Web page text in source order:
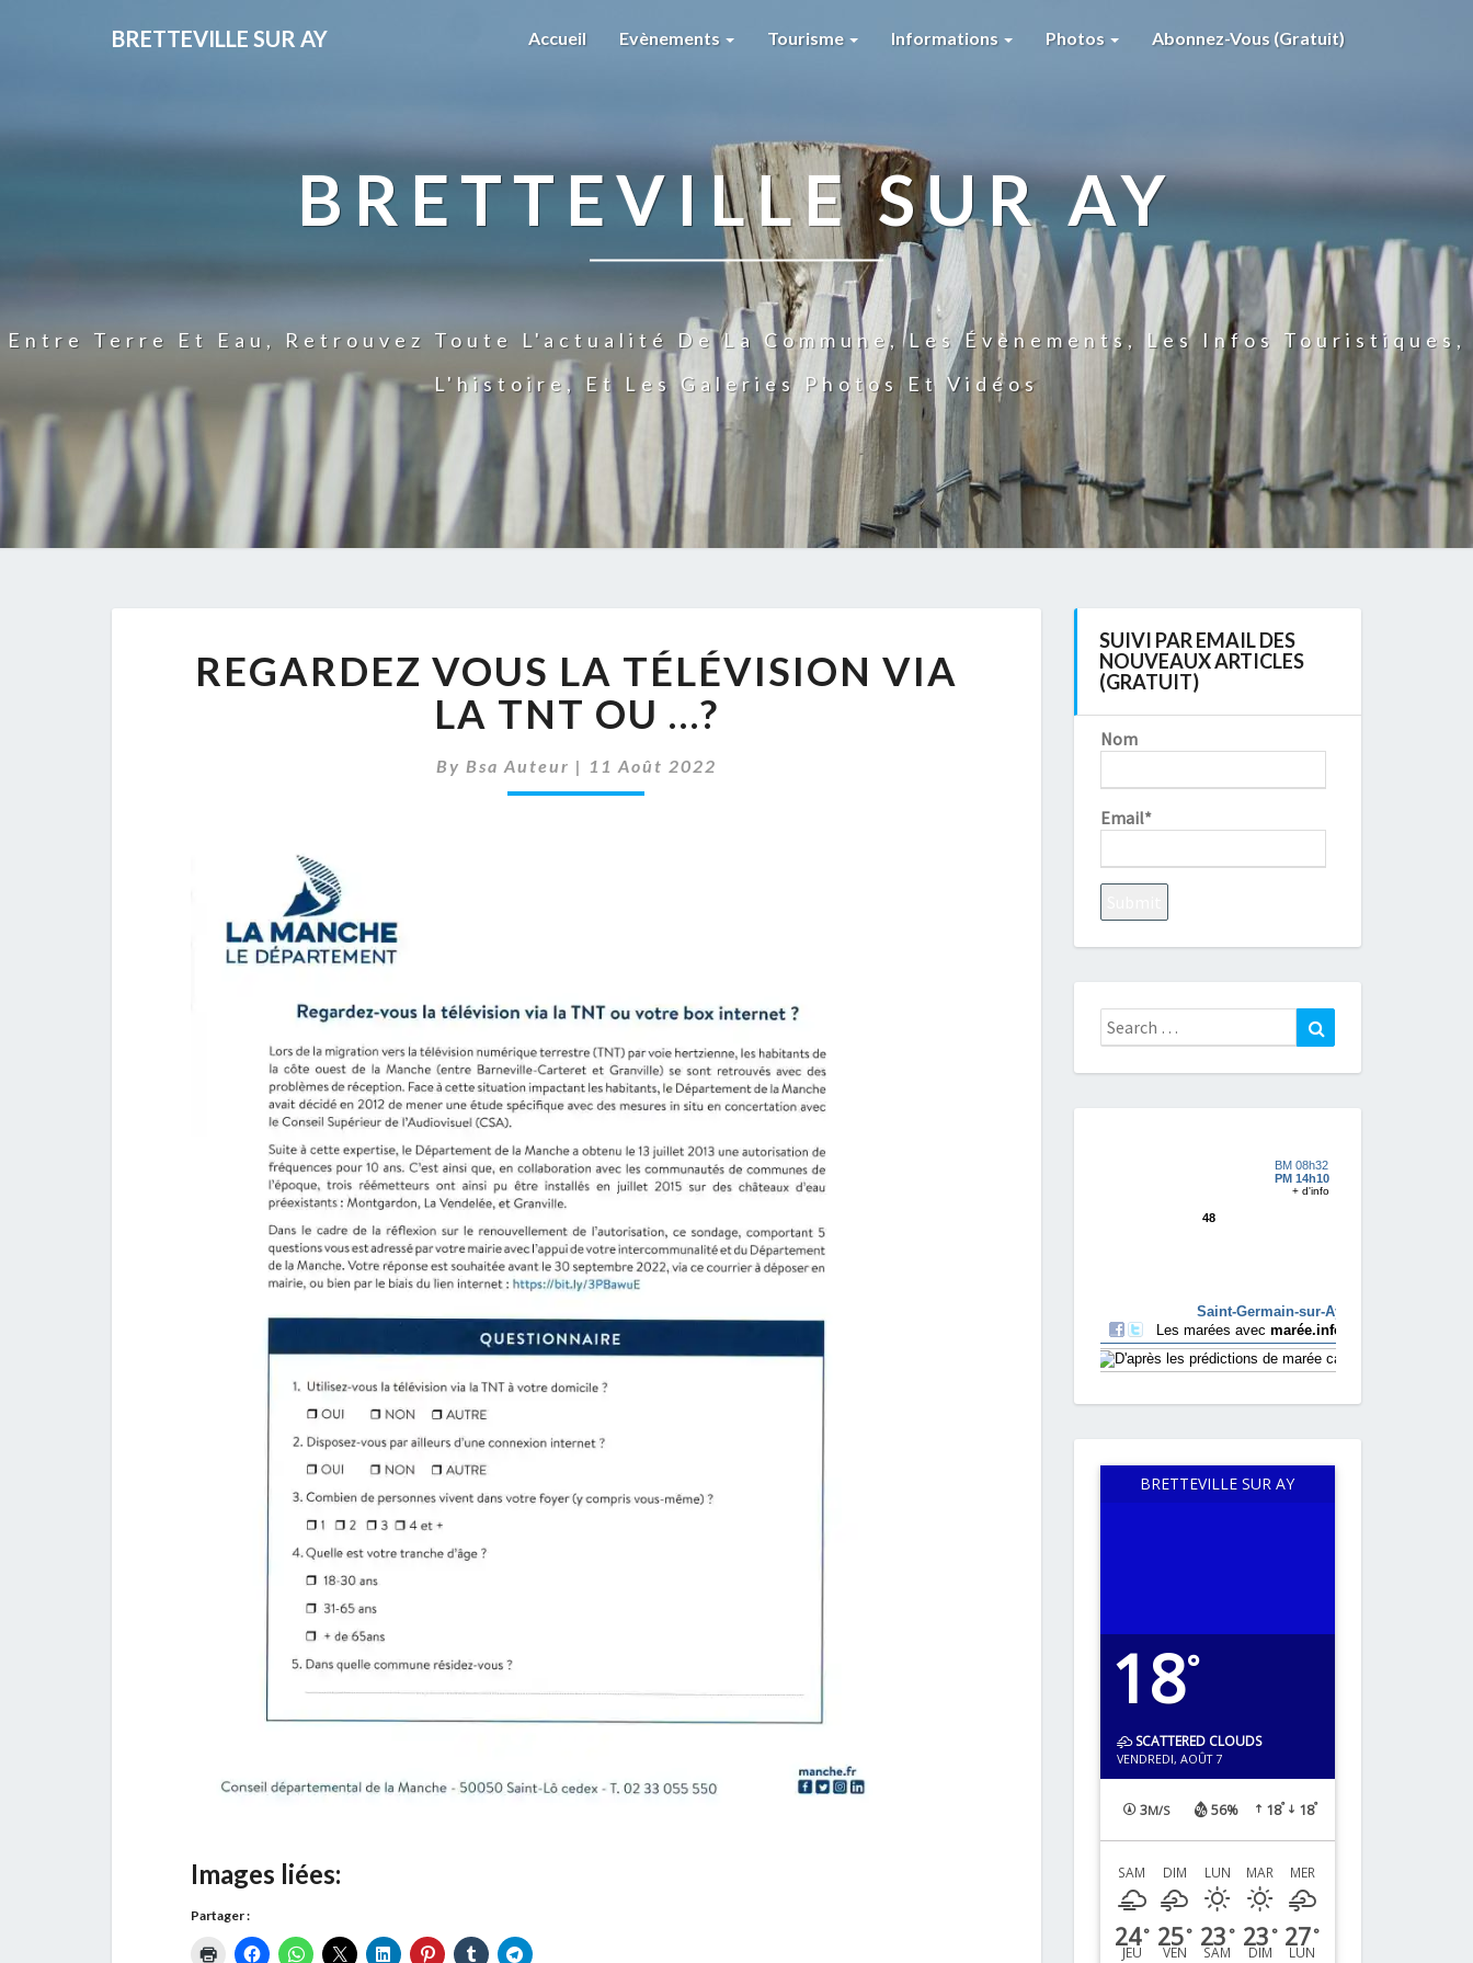
BRETTEVILLE SUR AY Accueil Evènements Tourisme Informations Photos Abonnez-Vous (gratuit)
BRETTEVILLE SUR AY
Entre Terre Et Eau, Retrouvez Toute L'actualité De La Commune, Les Évènements, Les Infos Touristiques,
L'histoire, Et Les Galeries Photos Et Vidéos
VOUS
LA
TÉLÉVISION
LA
REGARDEZ VOUS LA TÉLÉVISION VIA
LA TNT OU …?
By Bsa Auteur | 11 Août 2022
Images liées:
Partager :
SUIVI PAR EMAIL DES
NOUVEAUX ARTICLES
(GRATUIT)
Nom
Email*
Search
for:
BRETTEVILLE SUR AY
18°
SCATTERED CLOUDS
VENDREDI, AOÛT 7
3M/S 56% 18° 18°
SAM
24°
DIM
25°
LUN
23 °
MAR
23 °
MER
27°
JEU VEN SAM DIM LUN